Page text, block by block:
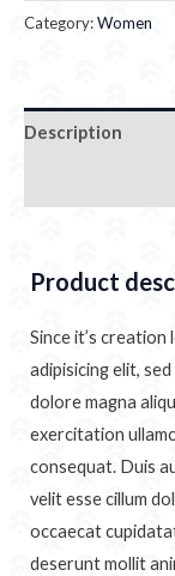
Category:Women
Description
Product
Since it’s
adipisicing elit,
dolore magna
exercitation
consequat. Duis
velit esse cillum
occaecat
deserunt mollit